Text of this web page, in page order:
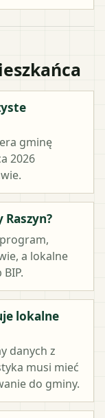
gminę
2026
a lokalne
lokalne
danych z
musi mieć
do gminy.